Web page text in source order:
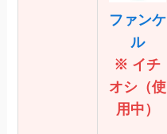
ファンケ
ル
※ イチ
オシ（使
用中）